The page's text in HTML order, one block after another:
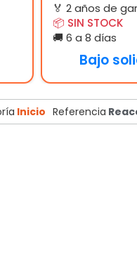
🏅 2 años de
📦 SIN STOCK
🚚 6 a 8 días
Bajo
Inicio Referencia